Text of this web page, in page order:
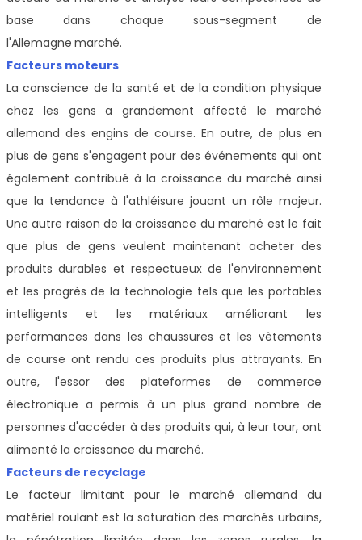
base dans chaque sous-segment de
l'Allemagne marché.
Facteurs moteurs
La conscience de la santé et de la condition physique
chez les gens a grandement affecté le marché
allemand des engins de course. En outre, de plus en
plus de gens s'engagent pour des événements qui ont
également contribué à la croissance du marché ainsi
que la tendance à l'athléisure jouant un rôle majeur.
Une autre raison de la croissance du marché est le fait
que plus de gens veulent maintenant acheter des
produits durables et respectueux de l'environnement
et les progrès de la technologie tels que les portables
intelligents et les matériaux améliorant les
performances dans les chaussures et les vêtements
de course ont rendu ces produits plus attrayants. En
outre, l'essor des plateformes de commerce
électronique a permis à un plus grand nombre de
personnes d'accéder à des produits qui, à leur tour, ont
alimenté la croissance du marché.
Facteurs de recyclage
Le facteur limitant pour le marché allemand du
matériel roulant est la saturation des marchés urbains,